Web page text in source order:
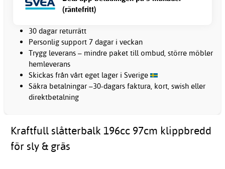
(räntefritt)
30 dagar returrätt
Personlig support 7 dagar i veckan
Trygg leverans – mindre paket till ombud, större möbler
hemleverans
Skickas från vårt eget lager i Sverige
Säkra betalningar –30-dagars faktura, kort, swish eller
direktbetalning
Kraftfull slåtterbalk 196cc 97cm klippbredd
för sly & gräs